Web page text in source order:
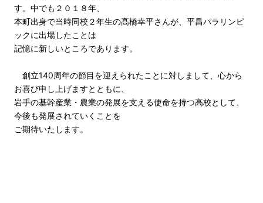
す。中でも２０１８年、
本町出身で当時同校２年生の髙橋幸平さんが、平昌パラリンピ
ックに出場したことは
記憶に新しいところであります。
創立140周年の節目を迎えられたことに対しまして、心から
お喜び申し上げますとともに、
岩手の基幹産業・農業の発展を支える使命を持つ高校として、
今後も発展されていくことを
ご期待いたします。